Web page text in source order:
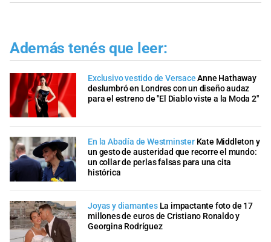
Además tenés que leer:
Exclusivo vestido de Versace Anne Hathaway
deslumbró en Londres con un diseño audaz
para el estreno de "El Diablo viste a la Moda 2"
En la Abadía de Westminster Kate Middleton y
un gesto de austeridad que recorre el mundo:
un collar de perlas falsas para una cita
histórica
Joyas y diamantes La impactante foto de 17
millones de euros de Cristiano Ronaldo y
Georgina Rodríguez